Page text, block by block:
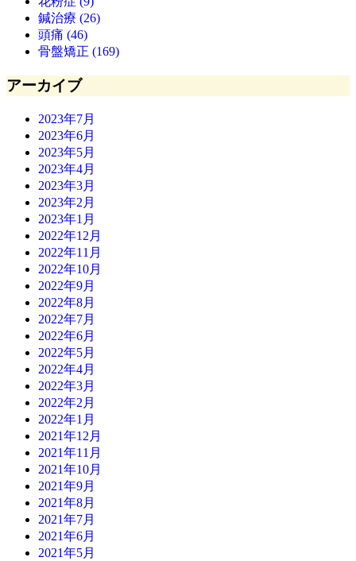
鍼治療 (26)
頭痛 (46)
骨盤矯正 (169)
アーカイブ
2023年7月
2023年6月
2023年5月
2023年4月
2023年3月
2023年2月
2023年1月
2022年12月
2022年11月
2022年10月
2022年9月
2022年8月
2022年7月
2022年6月
2022年5月
2022年4月
2022年3月
2022年2月
2022年1月
2021年12月
2021年11月
2021年10月
2021年9月
2021年8月
2021年7月
2021年6月
2021年5月